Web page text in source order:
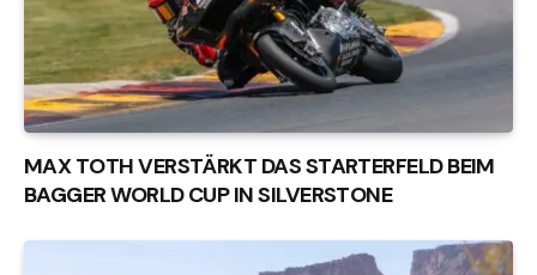
MAX TOTH VERSTÄRKT DAS STARTERFELD BEIM
BAGGER WORLD CUP IN SILVERSTONE